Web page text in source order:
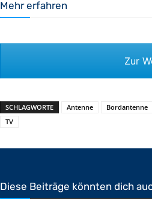
Mehr erfahren
Zur
SCHLAGWORTE Antenne Bordantenne
TV
Diese Beiträge könnten dich